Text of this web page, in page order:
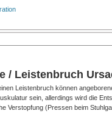
/ Leistenbruch
Leistenbruch können
sein, allerdings wird die
Verstopfung (Pressen beim